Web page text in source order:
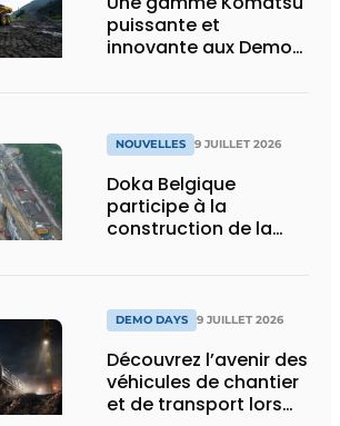
puissante et
innovante aux Demo
NOUVELLES 9 JUILLET 2026
Doka Belgique
participe à la
construction de la
DEMO DAYS 9 JUILLET 2026
Découvrez l’avenir des
véhicules de chantier
et de transport lors